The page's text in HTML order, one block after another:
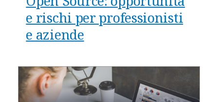
e rischi per professionisti
e aziende